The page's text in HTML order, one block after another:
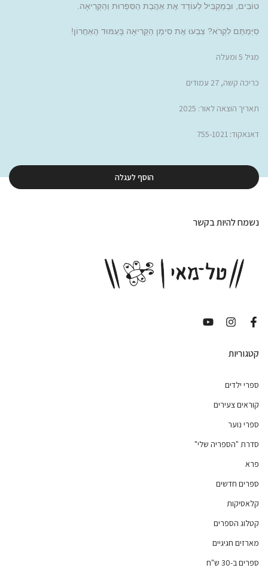
טוֹבִים, וּבְמַקְבִּיל לְעוֹדֵד אֶת אַהֲבַת הַסִּפְרוּת וְהַקְּרִיאָה.
סִיַּמְתֶּם לִקְרֹא? צִבְעוּ אֶת סִימַן הַקְּרִיאָה בָּעַמּוּד הָאַחֲרוֹן!
מגיל 5 ומעלה
כריכה קשה, 27 עמודים
תאריך הוצאה לאור: 2025
דאנאקוד:
755-1021
הוסף לעגלה
נשמח להיות בקשר
קטגוריות
ספרי ילדים
קוראים צעירים
ספרי נוער
סדרת "הספריה שלי"
פרא
ספרים חדשים
קלאסיקות
קטלוג הספרים
מארזים חגיגיים
ספרים ב-30 ש"ח